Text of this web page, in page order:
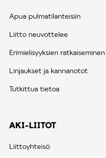
Apua pulmatilanteisiin
Liitto neuvottelee
Erimielisyyksien ratkaiseminen
Linjaukset ja kannanotot
Tutkittua tietoa
AKI-LIITOT
Liittoyhteisö